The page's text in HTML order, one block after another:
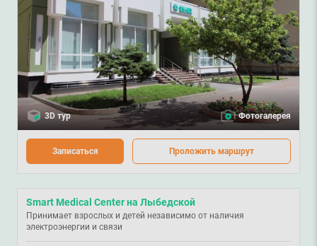
3D тур Фотогалерея
Записаться Проложить маршрут
Smart Medical Center на Лыбедской
Принимает взрослых и детей независимо от наличия
электроэнергии и связи